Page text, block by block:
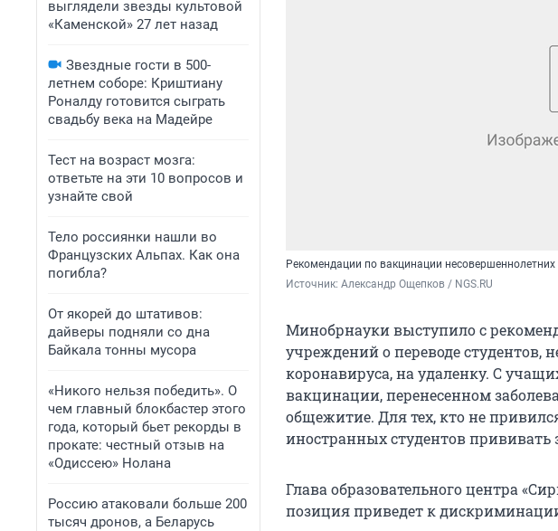
выглядели звезды культовой
«Каменской» 27 лет назад
Звездные гости в 500-
летнем соборе: Криштиану
Роналду готовится сыграть
свадьбу века на Мадейре
Тест на возраст мозга:
ответьте на эти 10 вопросов и
узнайте свой
Тело россиянки нашли во
Французских Альпах. Как она
погибла?
От якорей до штативов:
дайверы подняли со дна
Байкала тонны мусора
«Никого нельзя победить». О
чем главный блокбастер этого
года, который бьет рекорды в
прокате: честный отзыв на
«Одиссею» Нолана
Россию атаковали больше 200
тысяч дронов, а Беларусь
Рекомендации по вакцинации
Источник: Александр Ощепков / NGS.RU
Минобрнауки выступило с
учреждений о переводе
коронавируса, на удаленку. С
вакцинации, перенесенном
общежитие. Для тех, кто не
иностранных студентов прививать
Глава образовательного центра
позиция приведет к